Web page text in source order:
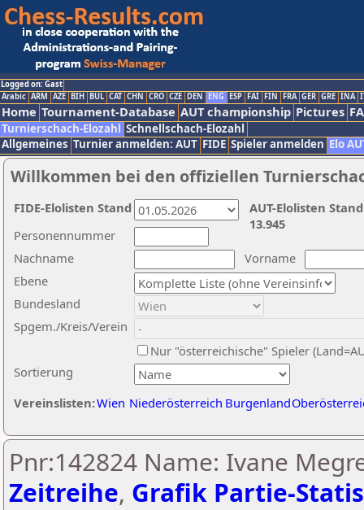
Logged on: Gast
Arabic ARM AZE BIH BUL CAT CHN CRO CZE DEN ENG ESP FAI FIN FRA GER GRE INA
Home Tournament-Database AUT championship Pictures
Turnierschach-Elozahl Schnellschach-Elozahl
Allgemeines Turnier anmelden: AUT FIDE Spieler anmelden Elo
Willkommen bei den offiziellen
Nachname
Vorname
Ebene
Sortierung
Personennummer
Bundesland
Spgem./Kreis/Verein
Nur "österreichische" Spieler
Vereinslisten:Wien Niederösterreich Burgenland
AUT-Elolisten
13.945
FIDE-Elolisten Stand
Pnr:142824 Name: Ivane
Zeitreihe, Grafik Partie-